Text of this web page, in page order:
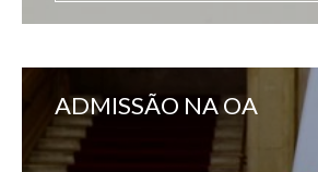
ADMISSÃO NA OA